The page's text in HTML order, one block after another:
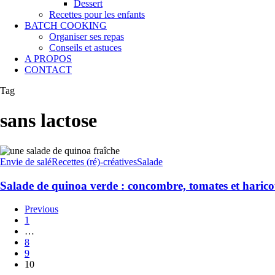
Dessert
Recettes pour les enfants
BATCH COOKING
Organiser ses repas
Conseils et astuces
A PROPOS
CONTACT
Tag
sans lactose
Envie de saléRecettes (ré)-créativesSalade
Salade de quinoa verde : concombre, tomates et
Previous
1
…
8
9
10